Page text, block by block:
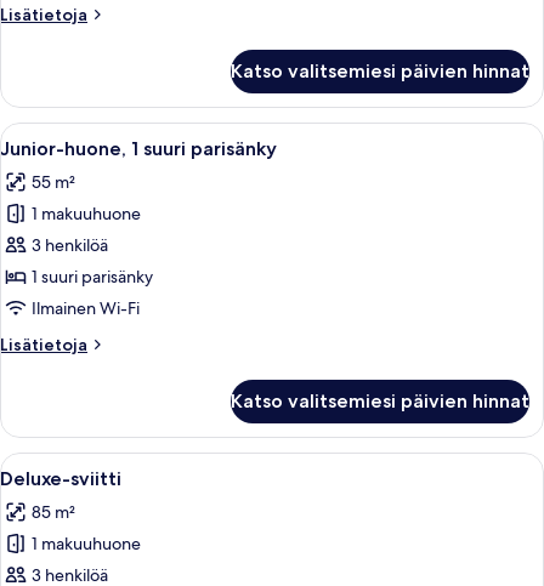
kuvat
Lisätietoja
Lisätietoja
1
suuri
parisänky
Katso valitsemiesi päivien hinnat
Avaa
kaikki
huonetyypin
Junior-
huone,
1
suuri
kuvat
Hotellihuone, jossa on suuri sänky,
6
Junior-huone, 1 suuri parisänky
55 m²
1 makuuhuone
3 henkilöä
1 suuri parisänky
Ilmainen Wi-Fi
Lisätietoja
Lisätietoja
1
suuri
parisänky
Katso valitsemiesi päivien hinnat
Avaa
kaikki
huonetyypin
Deluxe-
sviitti
Moderni hotellihuone, jossa on
5
Deluxe-sviitti
85 m²
1 makuuhuone
3 henkilöä